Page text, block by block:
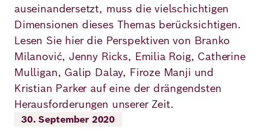
Fellowship
Fellows
Richard
auseinandersetzt, muss die vielschichtigen
Dimensionen dieses Themas berücksichtigen.
Lesen Sie hier die Perspektiven von Branko
Milanović, Jenny Ricks, Emilia Roig, Catherine
Mulligan, Galip Dalay, Firoze Manji und
Kristian Parker auf eine der drängendsten
Herausforderungen unserer Zeit.
30. September 2020